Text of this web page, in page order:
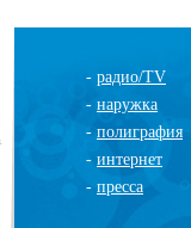
- радио/TV
- наружка
- полиграфия
- интернет
- пресса